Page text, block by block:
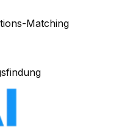
Matching